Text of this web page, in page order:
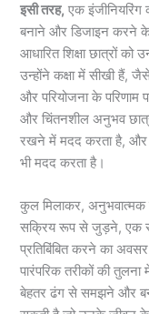
इसी तरह, एक इंजीनियरिंग
बनाने और डिजाइन करने के
आधारित शिक्षा छात्रों
उन्होंने कक्षा में सीखी हैं,
और परियोजना के परिणाम
और चिंतनशील अनुभव
रखने में मदद करता है,
भी मदद करता है।
कुल मिलाकर, अनुभवात्मक
सक्रिय रूप से जुड़ने, एक
प्रतिबिंबित करने का
पारंपरिक तरीकों की तुलना
बेहतर ढंग से समझने और